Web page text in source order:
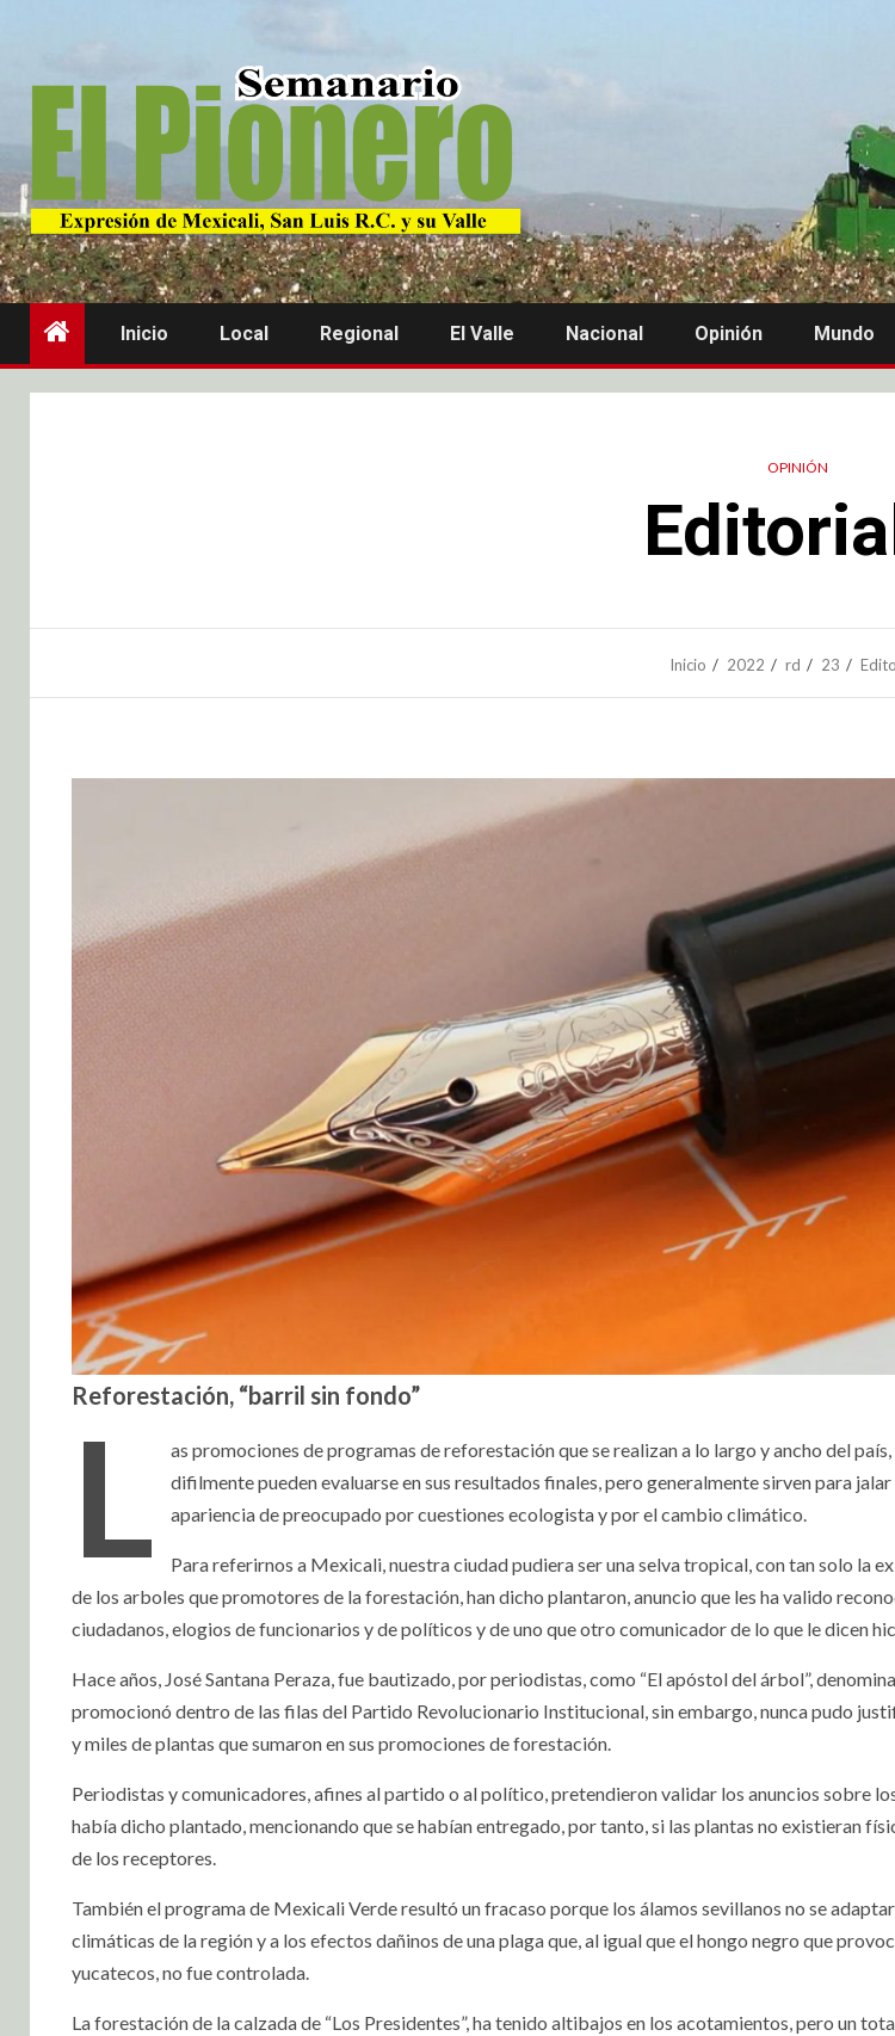
Inicio Local Regional El Valle Nacional Opinión Mundo
OPINIÓN
Inicio 2022 rd 23
Reforestación, “barril sin fondo”
L
as promociones de programas de reforestación que se realizan a lo largo y ancho del
difilmente pueden evaluarse en sus resultados finales, pero generalmente sirven para
apariencia de preocupado por cuestiones ecologista y por el cambio climático.
Para referirnos a Mexicali, nuestra ciudad pudiera ser una selva tropical, con tan solo la
de los arboles que promotores de la forestación, han dicho plantaron, anuncio que les ha valido
ciudadanos, elogios de funcionarios y de políticos y de uno que otro comunicador de lo que le dicen
Hace años, José Santana Peraza, fue bautizado, por periodistas, como “El apóstol del árbol”,
promocionó dentro de las filas del Partido Revolucionario Institucional, sin embargo, nunca pudo
y miles de plantas que sumaron en sus promociones de forestación.
Periodistas y comunicadores, afines al partido o al político, pretendieron validar los anuncios sobre
había dicho plantado, mencionando que se habían entregado, por tanto, si las plantas no existieran
de los receptores.
También el programa de Mexicali Verde resultó un fracaso porque los álamos sevillanos no se
climáticas de la región y a los efectos dañinos de una plaga que, al igual que el hongo negro que
yucatecos, no fue controlada.
La forestación de la calzada de “Los Presidentes”, ha tenido altibajos en los acotamientos, pero un